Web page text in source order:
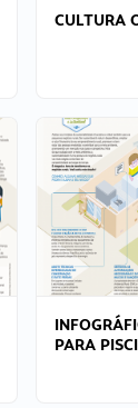
CULTURA
PARA